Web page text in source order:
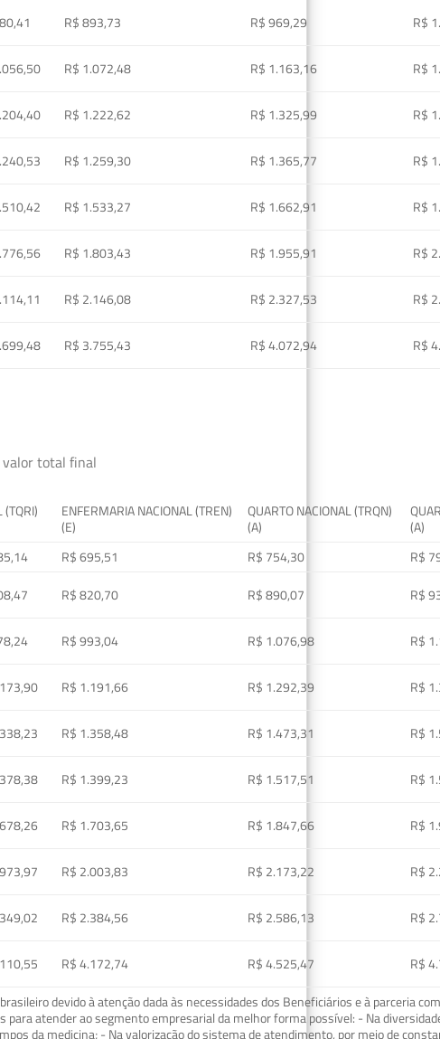
R$ 893,73 R$ 969,29
R$
R$ 1.072,48 R$ 1.163,16
R$
R$ 1.222,62 R$ 1.325,99
R$
R$ 1.259,30 R$ 1.365,77
R$
R$ 1.533,27 R$ 1.662,91
R$
R$ 1.803,43 R$ 1.955,91
R$
R$ 2.146,08 R$ 2.327,53
R$
R$ 3.755,43 R$ 4.072,94 R$
valor total final
(TQRI)
ENFERMARIA NACIONAL (TREN)
(E)
QUARTO NACIONAL (TRQN)
(A)
(A)
R$ 695,51 R$ 754,30
R$
R$ 820,70 R$ 890,07
R$
R$ 993,04 R$ 1.076,98
R$
R$ 1.191,66 R$ 1.292,39
R$
R$ 1.358,48 R$ 1.473,31
R$
R$ 1.399,23 R$ 1.517,51
R$
R$ 1.703,65 R$ 1.847,66
R$
R$ 2.003,83 R$ 2.173,22
R$
R$ 2.384,56 R$ 2.586,13
R$
R$ 4.172,74 R$ 4.525,47
R$
devido à atenção dada às necessidades dos Beneficiários e à parceria
atender ao segmento empresarial da melhor forma possível: - Na
da medicina; - Na valorização do sistema de atendimento, por meio de